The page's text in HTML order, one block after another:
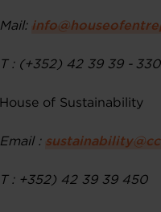
Mail:
T : (+352) 42 39 39 - 330
House of Sustainability
Email :
T : +352) 42 39 39 450